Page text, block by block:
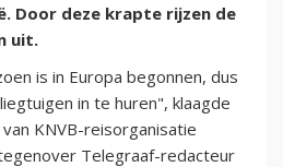
Door deze krapte rijzen de
uit.
is in Europa begonnen, dus
in te huren", klaagde
KNVB-reisorganisatie
Telegraaf-redacteur